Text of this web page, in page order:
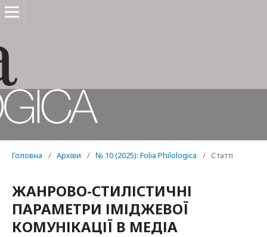
Головна / Архіви / № 10 (2025): Folia Philologica / Статті
ЖАНРОВО-СТИЛІСТИЧНІ
ПАРАМЕТРИ ІМІДЖЕВОЇ
КОМУНІКАЦІЇ В МЕДІА